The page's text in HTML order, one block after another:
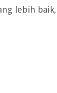
lebih baik,